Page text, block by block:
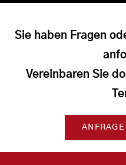
Sie haben Fragen
Vereinbaren Sie